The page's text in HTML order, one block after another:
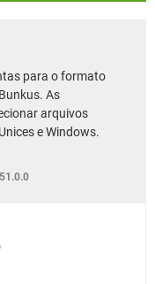
para o formato
As
arquivos
e Windows.
51.0.0